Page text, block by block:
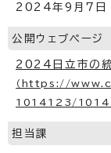
2024年9月7日
公開ウェブページ
2024日立市の統
（https://
1014123/
担当課